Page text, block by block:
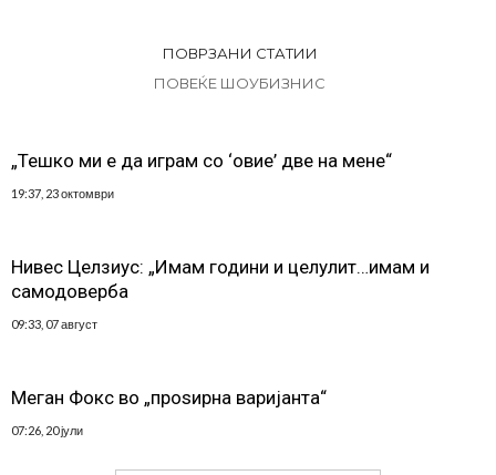
ПОВРЗАНИ СТАТИИ
ПОВЕЌЕ ШОУБИЗНИС
„Тешко ми е да играм со ‘овие’ две на мене“
19:37, 23 октомври
Нивес Целзиус: „Имам години и целулит…имам и
самодоверба
09:33, 07 август
Меган Фокс во „проѕирна варијанта“
07:26, 20 јули